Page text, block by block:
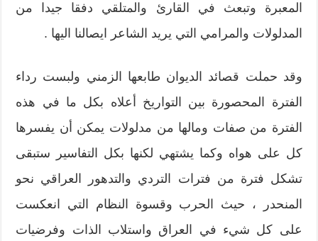
المعبرة وتبعث في القارئ والمتلقي دفقا جيدا من
المدلولات والمرامي التي يريد الشاعر ايصالنا اليها .
وقد حملت قصائد الديوان طابعها الزمني ولبست رداء
الفترة المحصورة بين التواريخ أعلاه بكل ما في هذه
الفترة من صفات ومالها من مدلولات يمكن أن يفسرها
كل على هواه وكما يشتهي لكنها بكل التفاسير ستبقى
تشكل فترة من فترات التردي والتدهور العراقي نحو
المنحدر ، حيث الحرب وقسوة النظام التي انعكست
على كل شيء في العراق واستلاب الذات وفرضيات